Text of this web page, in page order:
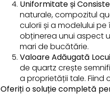
Uniformitate și
naturale, compozitul
culorii și a modelului
obținerea unui aspect
mari de bucătărie.
Valoare Adăugată
de quartz crește
a proprietății tale. Fiind
Oferiți o soluție completă